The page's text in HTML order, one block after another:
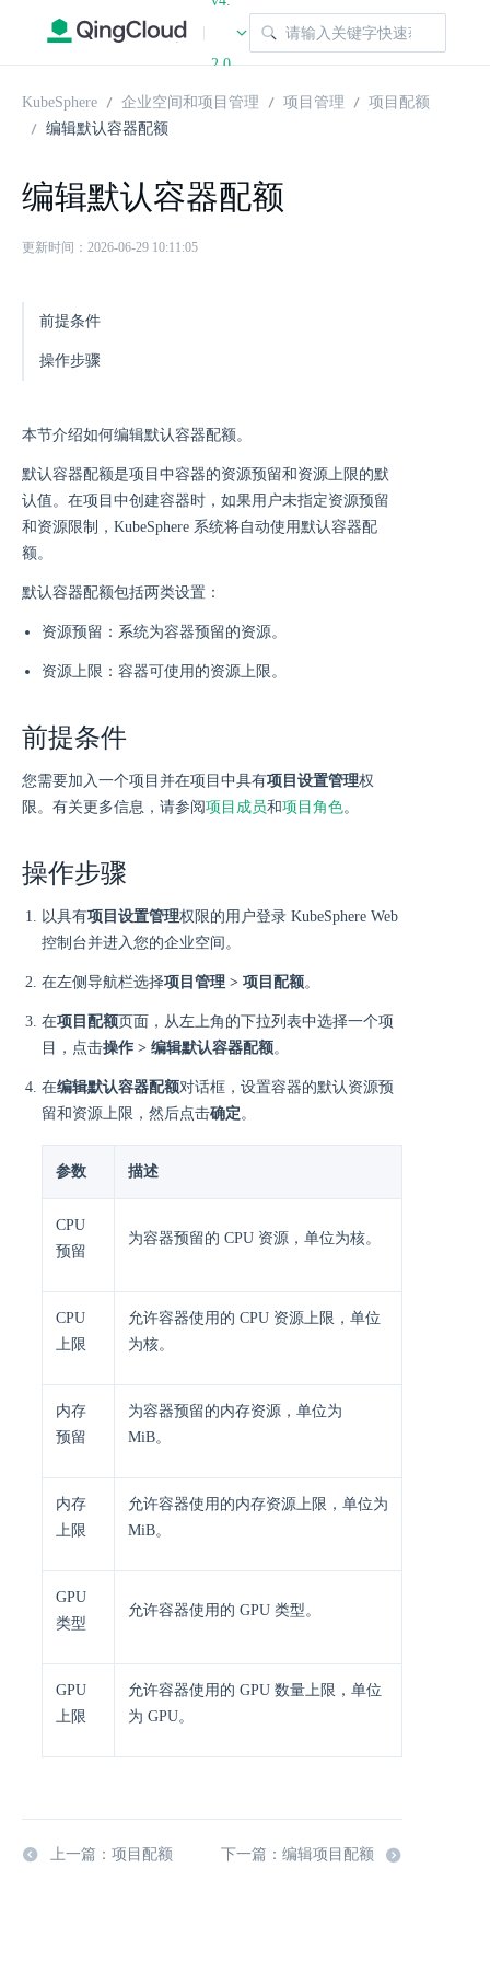
|
2.0
KubeSphere 企业空间和项目管理 项目管理
项目配额
编辑默认容器配额
编辑默认容器配额
更新时间：2026-06-29 10:11:05
前提条件
操作步骤
本节介绍如何编辑默认容器配额。
默认容器配额是项目中容器的资源预留和资源上限的默
认值。在项目中创建容器时，如果用户未指定资源预留
和资源限制，KubeSphere 系统将自动使用默认容器配
额。
默认容器配额包括两类设置：
资源预留：系统为容器预留的资源。
资源上限：容器可使用的资源上限。
前提条件
您需要加入一个项目并在项目中具有项目设置管理权
限。有关更多信息，请参阅项目成员和项目角色。
操作步骤
以具有项目设置管理权限的用户登录 KubeSphere Web
控制台并进入您的企业空间。
在左侧导航栏选择项目管理 > 项目配额。
在项目配额页面，从左上角的下拉列表中选择一个项
目，点击操作 > 编辑默认容器配额。
在编辑默认容器配额对话框，设置容器的默认资源预
留和资源上限，然后点击确定。
参数 描述
CPU
预留
为容器预留的 CPU 资源，单位为核。
CPU
上限
允许容器使用的 CPU 资源上限，单位
为核。
内存
预留
为容器预留的内存资源，单位为
MiB。
内存
上限
允许容器使用的内存资源上限，单位为
MiB。
GPU
类型
允许容器使用的 GPU 类型。
GPU
上限
允许容器使用的 GPU 数量上限，单位
为 GPU。
上一篇：项目配额 下一篇：编辑项目配额